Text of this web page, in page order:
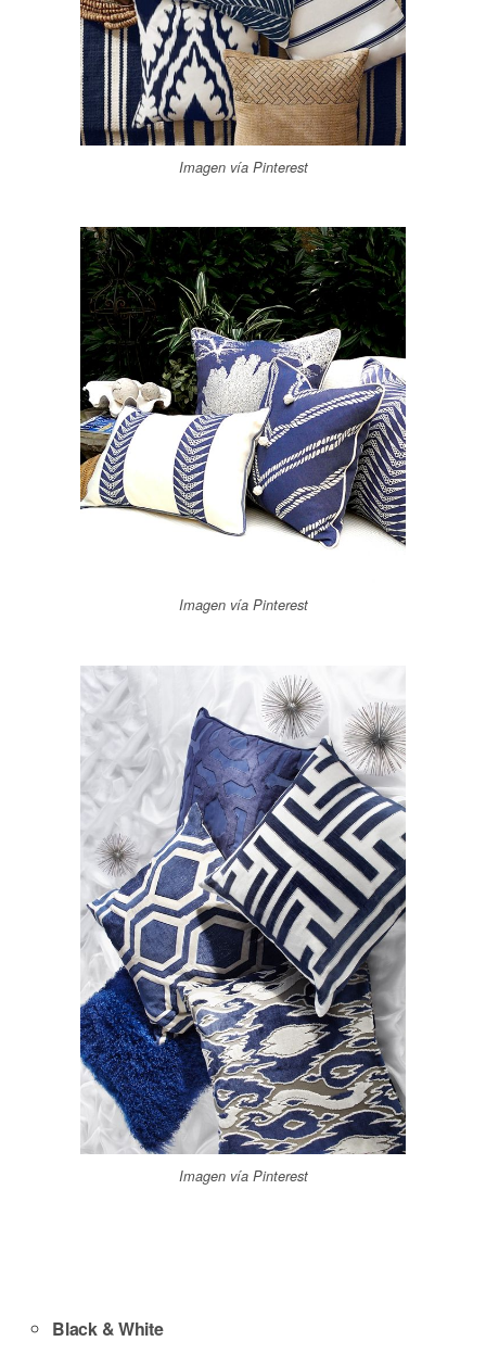
Imagen vía Pinterest
Imagen vía Pinterest
Imagen vía Pinterest
Black & White